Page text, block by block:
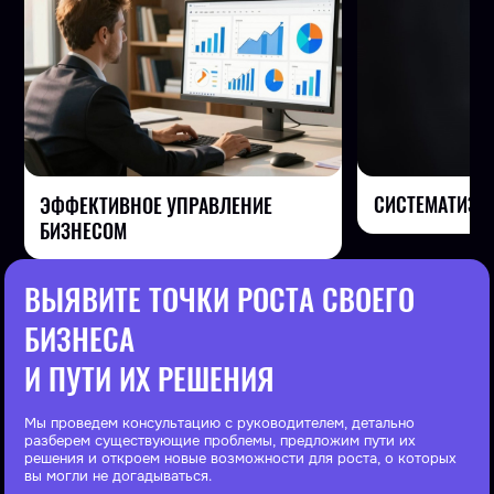
ЭФФЕКТИВНОЕ УПРАВЛЕНИЕ
БИЗНЕСОМ
ВЫЯВИТЕ ТОЧКИ РОСТА СВОЕГО
БИЗНЕСА
И ПУТИ ИХ РЕШЕНИЯ
Мы проведем консультацию с руководителем, детально
разберем существующие проблемы, предложим пути их
решения и откроем новые возможности для роста, о которых
вы могли не догадываться.